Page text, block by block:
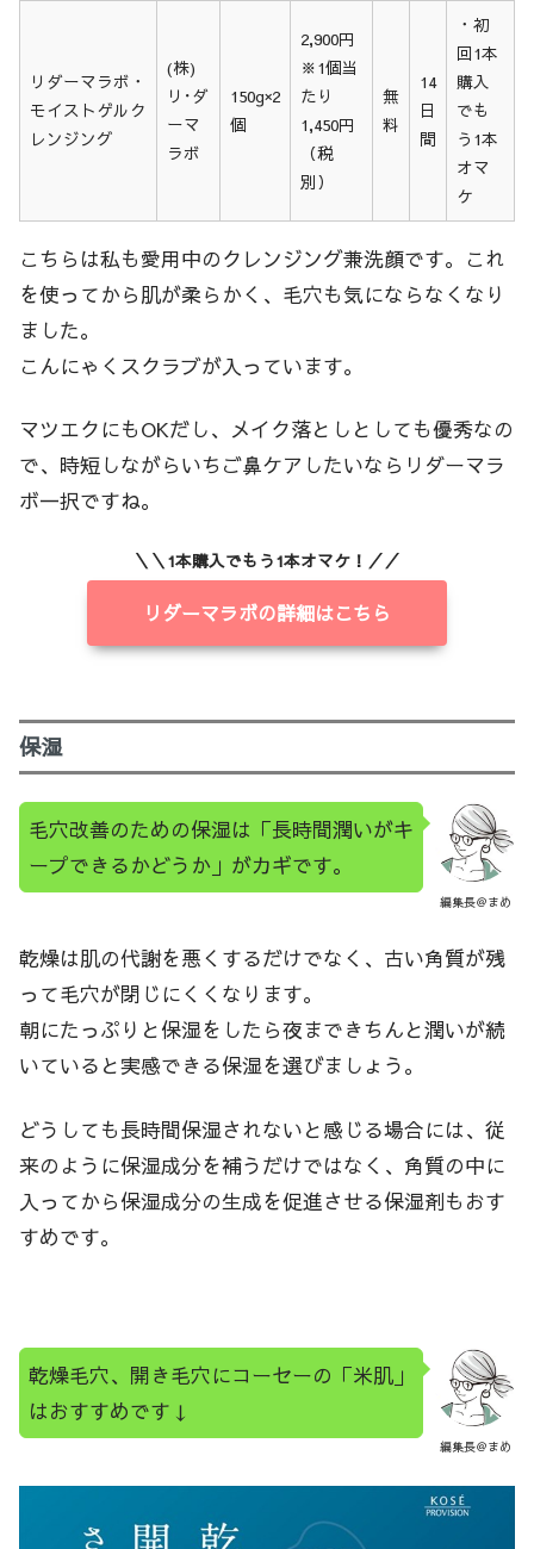
証
推し
ポイ
ント
リダーマラボ・
モイストゲルク
レンジング
(株)
リ･ダ
ーマ
ラボ
150g×2
個
2,900円
※1個当
たり
1,450円
（税
別）
無
料
14
日
間
・初
回1本
購入
でも
う1本
オマ
ケ
こちらは私も愛用中のクレンジング兼洗顔です。これ
を使ってから肌が柔らかく、毛穴も気にならなくなり
ました。
こんにゃくスクラブが入っています。
マツエクにもOKだし、メイク落としとしても優秀なの
で、時短しながらいちご鼻ケアしたいならリダーマラ
ボ一択ですね。
＼＼1本購入でもう1本オマケ！／／
リダーマラボの詳細はこちら
保湿
編集長＠まめ
毛穴改善のための保湿は「長時間潤いがキ
ープできるかどうか」がカギです。
乾燥は肌の代謝を悪くするだけでなく、古い角質が残
って毛穴が閉じにくくなります。
朝にたっぷりと保湿をしたら夜まできちんと潤いが続
いていると実感できる保湿を選びましょう。
どうしても長時間保湿されないと感じる場合には、従
来のように保湿成分を補うだけではなく、角質の中に
入ってから保湿成分の生成を促進させる保湿剤もおす
すめです。
編集長＠まめ
乾燥毛穴、開き毛穴にコーセーの「米肌」
はおすすめです↓